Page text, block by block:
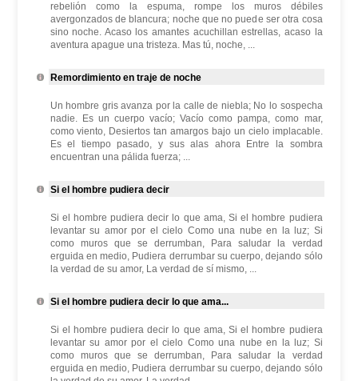
rebelión como la espuma, rompe los muros débiles
avergonzados de blancura; noche que no puede ser otra cosa
sino noche. Acaso los amantes acuchillan estrellas, acaso la
aventura apague una tristeza. Mas tú, noche, ...
Remordimiento en traje de noche
Un hombre gris avanza por la calle de niebla; No lo sospecha
nadie. Es un cuerpo vacío; Vacío como pampa, como mar,
como viento, Desiertos tan amargos bajo un cielo implacable.
Es el tiempo pasado, y sus alas ahora Entre la sombra
encuentran una pálida fuerza; ...
Si el hombre pudiera decir
Si el hombre pudiera decir lo que ama, Si el hombre pudiera
levantar su amor por el cielo Como una nube en la luz; Si
como muros que se derrumban, Para saludar la verdad
erguida en medio, Pudiera derrumbar su cuerpo, dejando sólo
la verdad de su amor, La verdad de sí mismo, ...
Si el hombre pudiera decir lo que ama...
Si el hombre pudiera decir lo que ama, Si el hombre pudiera
levantar su amor por el cielo Como una nube en la luz; Si
como muros que se derrumban, Para saludar la verdad
erguida en medio, Pudiera derrumbar su cuerpo, dejando sólo